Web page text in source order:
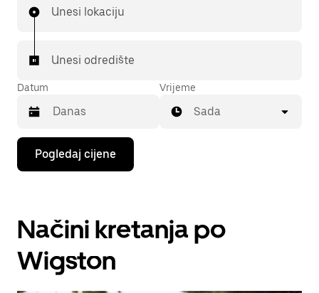
Unesi lokaciju
Unesi odredište
Datum
Pritisni
tipku
sa
za
interakciju
kalendarom
Vrijeme
Sada
Pogledaj cijene
Načini kretanja po
Wigston